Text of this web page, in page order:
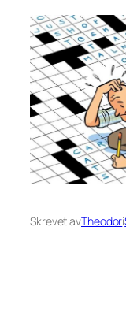
Skrevet avTheodori